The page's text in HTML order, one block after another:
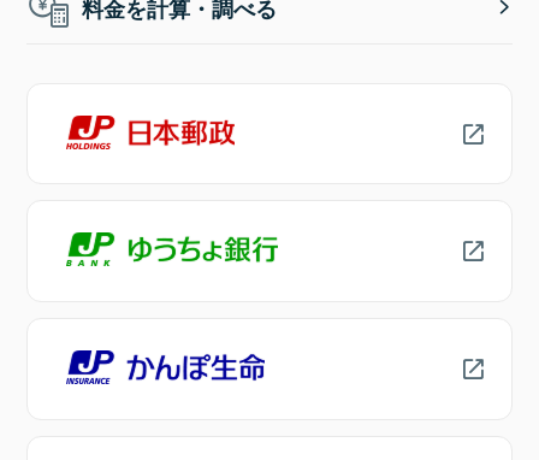
料金を計算・調べる